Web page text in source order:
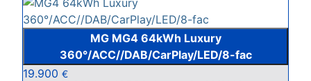
MG MG4 64kWh Luxury
360°/ACC//DAB/CarPlay/LED/8-fac
19.900 €